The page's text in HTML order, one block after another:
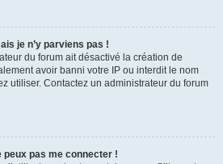
je n’y parviens pas !
du forum ait désactivé la création de
avoir banni votre IP ou interdit le nom
utiliser. Contactez un administrateur du forum
pas me connecter !